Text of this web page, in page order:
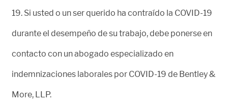
19. Si usted o un ser querido ha contraído la COVID-19
durante el desempeño de su trabajo, debe ponerse en
contacto con un abogado especializado en
indemnizaciones laborales por COVID-19 de Bentley &
More, LLP.